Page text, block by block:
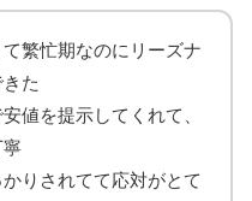
て繁忙期なのにリーズナ
た
値を提示してくれて、
寧
かりされてて応対がとて